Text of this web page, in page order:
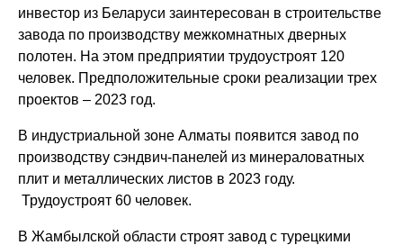
инвестор из Беларуси заинтересован в строительстве
завода по производству межкомнатных дверных
полотен. На этом предприятии трудоустроят 120
человек. Предположительные сроки реализации трех
проектов – 2023 год.
В индустриальной зоне Алматы появится завод по
производству сэндвич-панелей из минераловатных
плит и металлических листов в 2023 году.
Трудоустроят 60 человек.
В Жамбылской области строят завод с турецкими